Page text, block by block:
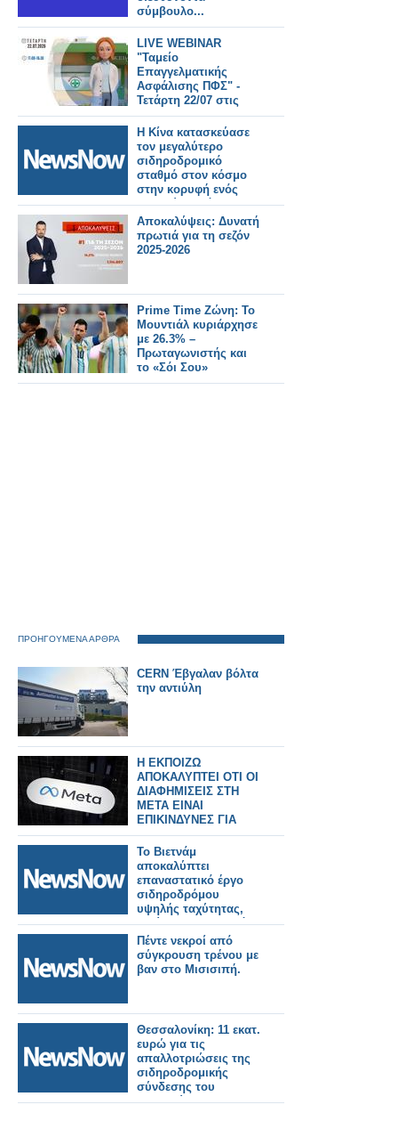
σύμβουλο...
LIVE WEBINAR
"Ταμείο
Επαγγελματικής
Ασφάλισης ΠΦΣ" -
Τετάρτη 22/07 στις
17:00
Η Κίνα κατασκεύασε
τον μεγαλύτερο
σιδηροδρομικό
σταθμό στον κόσμο
στην κορυφή ενός
βουνού σε μόλις 38
μήνες!
Αποκαλύψεις: Δυνατή
πρωτιά για τη σεζόν
2025-2026
Prime Time Ζώνη: Το
Μουντιάλ κυριάρχησε
με 26.3% –
Πρωταγωνιστής και
το «Σόι Σου»
ΠΡΟΗΓΟΥΜΕΝΑ ΑΡΘΡΑ
CERN Έβγαλαν βόλτα
την αντιύλη
Η ΕΚΠΟΙΖΩ
ΑΠΟΚΑΛΥΠΤΕΙ ΟΤΙ ΟΙ
ΔΙΑΦΗΜΙΣΕΙΣ ΣΤΗ
META ΕΙΝΑΙ
ΕΠΙΚΙΝΔΥΝΕΣ ΓΙΑ
ΟΛΟΥΣ
Το Βιετνάμ
αποκαλύπτει
επαναστατικό έργο
σιδηροδρόμου
υψηλής ταχύτητας,
μειώνοντας τον χρόνο
ταξιδιού από το Ανόι
στον κόλπο Χαλόνγκ
σε μόλις 30 λεπτά!
Πέντε νεκροί από
σύγκρουση τρένου με
βαν στο Μισισιπή.
Θεσσαλονίκη: 11 εκατ.
ευρώ για τις
απαλλοτριώσεις της
σιδηροδρομικής
σύνδεσης του
λιμανιού και τον